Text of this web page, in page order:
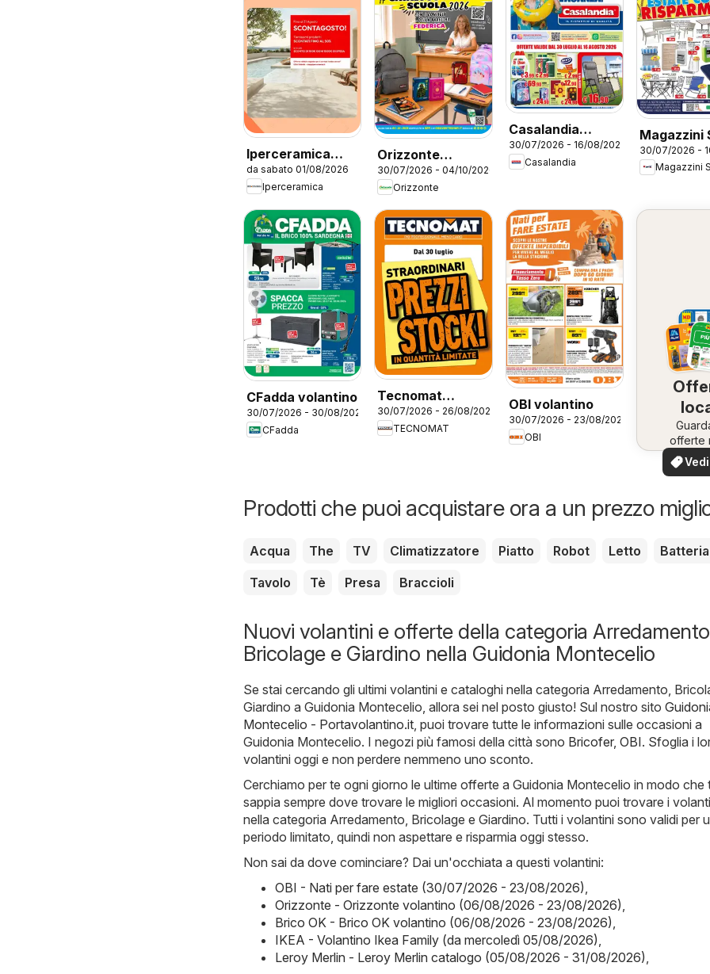
Iperceramica
volantino
da sabato 01/08/2026
Iperceramica
Orizzonte
volantino Scuola
30/07/2026 - 04/10/2026
Orizzonte
Casalandia
volantino
30/07/2026 - 16/08/2026
Casalandia
Magazzini
volantino
30/07/2026 -
Magazzini
CFadda volantino
30/07/2026 - 30/08/2026
CFadda
Tecnomat
catalogo
30/07/2026 - 26/08/2026
TECNOMAT
OBI volantino
30/07/2026 - 23/08/2026
OBI
offerte
tua
Prodotti che puoi acquistare ora a un prezzo
Acqua The TV Climatizzatore Piatto Robot Letto
Batteria
Tavolo
Tè Presa Braccioli
Nuovi volantini e offerte della categoria
Bricolage e Giardino nella Guidonia Montecelio
Se stai cercando gli ultimi volantini e cataloghi nella categoria Arredamento,
Giardino a Guidonia Montecelio, allora sei nel posto giusto! Sul nostro sito
Montecelio - Portavolantino.it, puoi trovare tutte le informazioni sulle occasioni a
Guidonia Montecelio. I negozi più famosi della città sono Bricofer, OBI. Sfoglia i
volantini oggi e non perdere nemmeno uno sconto.
Cerchiamo per te ogni giorno le ultime offerte a Guidonia Montecelio in modo che
sappia sempre dove trovare le migliori occasioni. Al momento puoi trovare i
nella categoria Arredamento, Bricolage e Giardino. Tutti i volantini sono validi per
periodo limitato, quindi non aspettare e risparmia oggi stesso.
Non sai da dove cominciare? Dai un'occhiata a questi volantini:
OBI - Nati per fare estate (30/07/2026 - 23/08/2026),
Orizzonte - Orizzonte volantino (06/08/2026 - 23/08/2026),
Brico OK - Brico OK volantino (06/08/2026 - 23/08/2026),
IKEA - Volantino Ikea Family (da mercoledì 05/08/2026),
Leroy Merlin - Leroy Merlin catalogo (05/08/2026 - 31/08/2026),